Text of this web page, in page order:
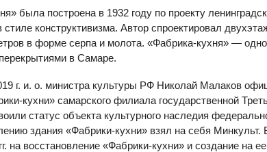
была построена в 1932 году по проекту
конструктивизма. Автор спроектировал
в форме серпа и молота. «Фабрика-кухня» —
в Самаре.
г. и. о. министра культуры РФ Николай Малаков
кухни» самарского филиала государственной
статус объекта культурного наследия
здания «Фабрики-кухни» взял на себя
на восстановление «Фабрики-кухни» и создание на